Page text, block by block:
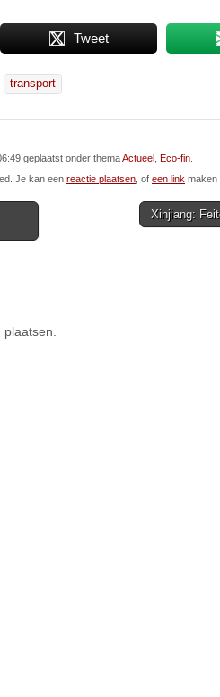
Tweet
transport
geplaatst onder themaActueel Eco-fin
Je kan een reactie plaatsen , of een link maken
Xinjiang:
plaatsen.